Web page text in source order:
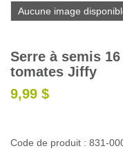
Aucune image
Serre à semis
tomates Jiffy
9,99 $
Code de produit : 831-